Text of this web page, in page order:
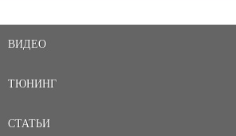
ВИДЕО
ТЮНИНГ
СТАТЬИ